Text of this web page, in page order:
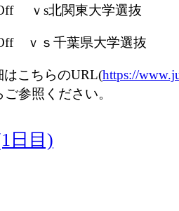
ｖs北関東大学選抜
ｖｓ千葉県大学選抜
はこちらのURL(https://
ご参照ください。
日目)